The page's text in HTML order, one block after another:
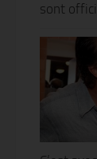
sont